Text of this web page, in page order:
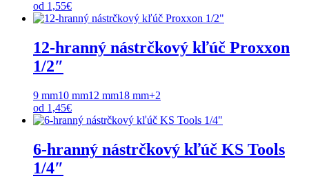
od 1,55€
12-hranný nástrčkový kľúč Proxxon
1/2″
9 mm10 mm12 mm18 mm+2
od 1,45€
6-hranný nástrčkový kľúč KS Tools
1/4″